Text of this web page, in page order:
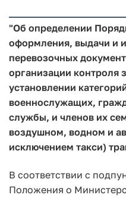
"Об определении
оформления, выдачи и
перевозочных
организации контроля
установлении
военнослужащих,
службы, и членов их
воздушном, водном и
исключением такси)
В соответствии с
Положения о